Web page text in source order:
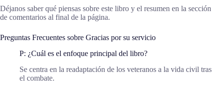
Déjanos saber qué piensas sobre este libro y el resumen en la sección
de comentarios al final de la página.
Preguntas Frecuentes sobre Gracias por su servicio
P: ¿Cuál es el enfoque principal del libro?
Se centra en la readaptación de los veteranos a la vida civil tras
el combate.